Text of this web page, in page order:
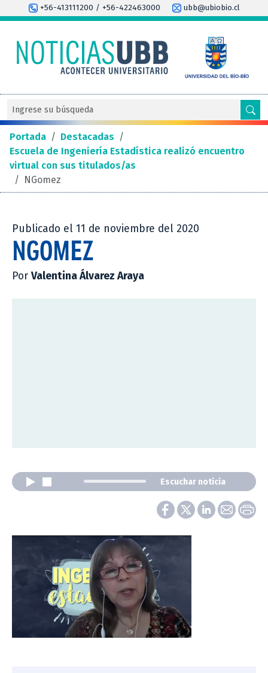
+56-413111200 / +56-422463000 ubb@ubiobio.cl
Portada / Destacadas /
Escuela de Ingeniería Estadística realizó encuentro
virtual con sus titulados/as
/ NGomez
Publicado el 11 de noviembre del 2020
NGOMEZ
PorValentina Álvarez Araya
Escuchar noticia